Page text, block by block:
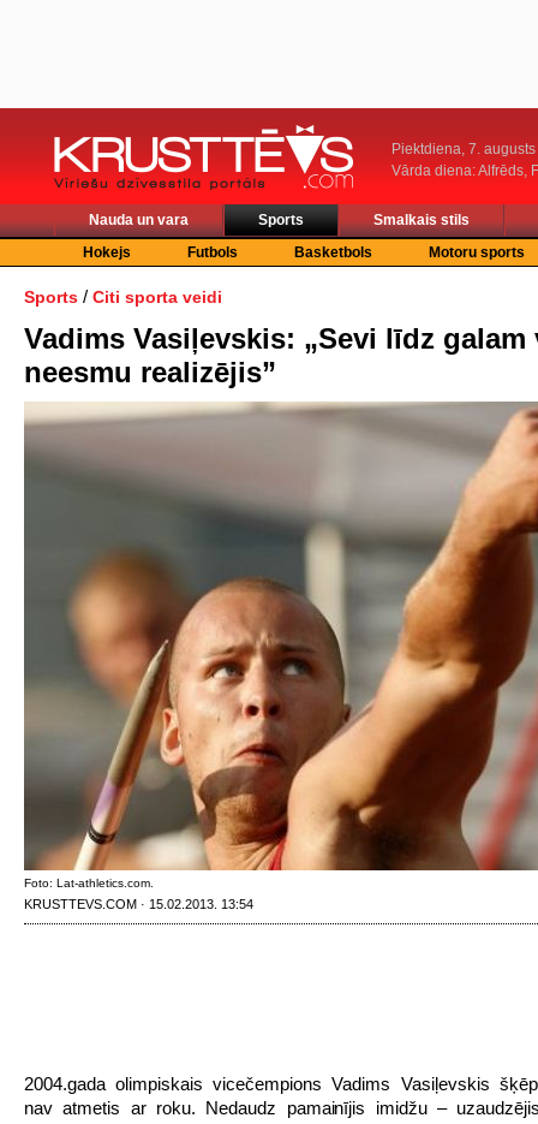
Piektdiena, 7. augusts
Vārda diena: Alfrēds,
Nauda un vara Sports
Smalkais stils
Hokejs
Futbols Basketbols Motoru sports
Sports / Citi sporta veidi
Vadims Vasiļevskis: „Sevi līdz galam
neesmu realizējis”
Foto: Lat-athletics.com.
KRUSTTEVS.COM · 15.02.2013. 13:54
2004.gada olimpiskais vicečempions Vadims Vasiļevskis
nav atmetis ar roku. Nedaudz pamainījis imidžu –